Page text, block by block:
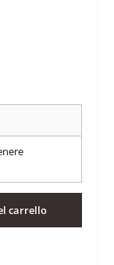
carrello